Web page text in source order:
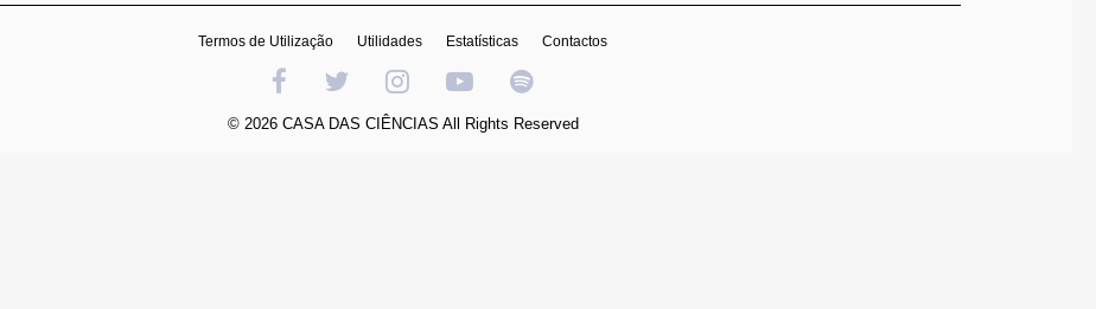
Termos de Utilização Utilidades Estatísticas Contactos
© 2026 CASA DAS CIÊNCIAS All Rights Reserved